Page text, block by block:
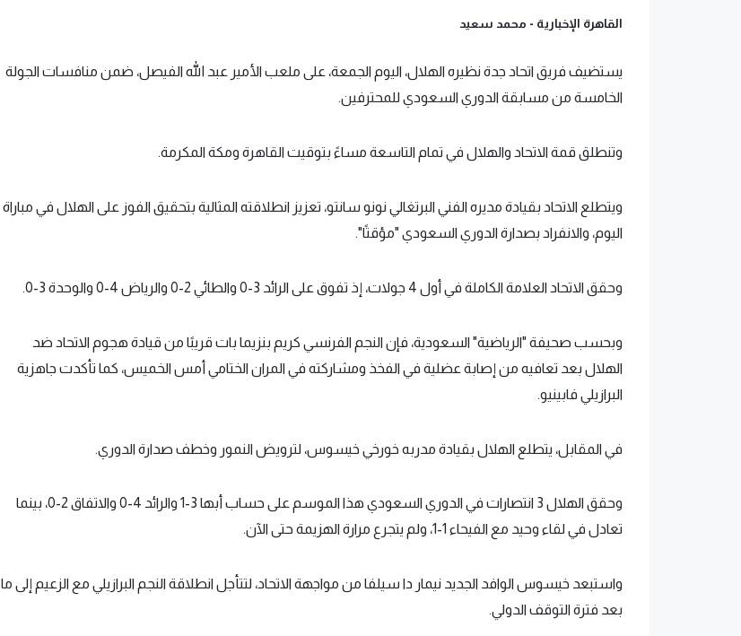
القاهرة الإخبارية - محمد سعيد
يستضيف فريق اتحاد جدة نظيره الهلال، اليوم الجمعة، على ملعب الأمير عبد الله الفيصل، ضمن منافسات الجولة
الخامسة من مسابقة الدوري السعودي للمحترفين.
وتنطلق قمة الاتحاد والهلال في تمام التاسعة مساءً بتوقيت القاهرة ومكة المكرمة.
ويتطلع الاتحاد بقيادة مديره الفني البرتغالي نونو سانتو، تعزيز انطلاقته المثالية بتحقيق الفوز على الهلال في مباراة
اليوم، والانفراد بصدارة الدوري السعودي "مؤقتًا".
وحقق الاتحاد العلامة الكاملة في أول 4 جولات، إذ تفوق على الرائد 3-0 والطائي 2-0 والرياض 4-0 والوحدة 3-0.
وبحسب صحيفة "الرياضية" السعودية، فإن النجم الفرنسي كريم بنزيما بات قريبًا من قيادة هجوم الاتحاد ضد
الهلال بعد تعافيه من إصابة عضلية في الفخذ ومشاركته في المران الختامي أمس الخميس، كما تأكدت جاهزية
البرازيلي فابينيو.
في المقابل، يتطلع الهلال بقيادة مدربه خورخي خيسوس، لترويض النمور وخطف صدارة الدوري.
وحقق الهلال 3 انتصارات في الدوري السعودي هذا الموسم على حساب أبها 3-1 والرائد 4-0 والاتفاق 2-0، بينما
تعادل في لقاء وحيد مع الفيحاء 1-1، ولم يتجرع مرارة الهزيمة حتى الآن.
واستبعد خيسوس الوافد الجديد نيمار دا سيلفا من مواجهة الاتحاد، لتتأجل انطلاقة النجم البرازيلي مع الزعيم إلى ما
بعد فترة التوقف الدولي.